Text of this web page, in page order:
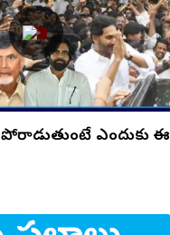
ఎందుకు ఈ